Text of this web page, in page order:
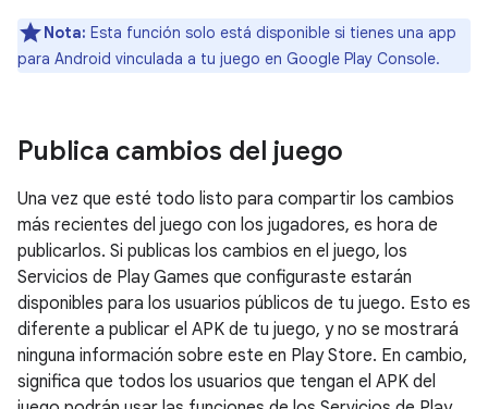
Nota: Esta función solo está disponible si tienes una app
para Android vinculada a tu juego en Google Play Console.
Publica cambios del juego
Una vez que esté todo listo para compartir los cambios
más recientes del juego con los jugadores, es hora de
publicarlos. Si publicas los cambios en el juego, los
Servicios de Play Games que configuraste estarán
disponibles para los usuarios públicos de tu juego. Esto es
diferente a publicar el APK de tu juego, y no se mostrará
ninguna información sobre este en Play Store. En cambio,
significa que todos los usuarios que tengan el APK del